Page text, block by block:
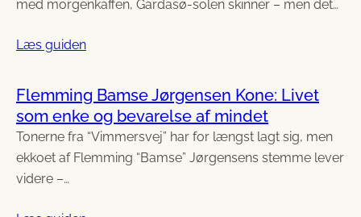
med morgenkaffen, Gardasø-solen skinner – men det…
Læs guiden
Flemming Bamse Jørgensen Kone: Livet
som enke og bevarelse af mindet
Tonerne fra “Vimmersvej” har for længst lagt sig, men
ekkoet af Flemming “Bamse” Jørgensens stemme lever
videre –…